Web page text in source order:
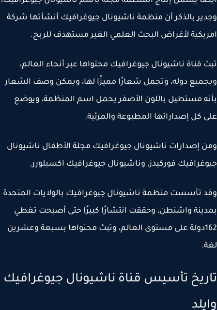
بالذكر أن منظمة ناشيونال جيوغرافيك أنشأتها شركة
لأغراض البحث العلمي الغير مستهدف للربح.
قناة ناشيونال جيوغرافيك محتواها عبر أنحاء العالم،
دوله، وتحمل شعارًا مميزًا لها، ويمكن وصف الشعار
مستطيل باللون الأصفر يحمل اسم المنظمة، ويوضع
كل إصداراتها المطبوعة والمرئية.
إصدارات ناشيونال جيوغرافيك مجلة الأطفال ناشيونال
فوركيدز، وناشيونال جيوغرافيك اكسبلورر.
تأسست منظمة ناشيونال جيوغرافيك بالولايات المتحدة
واشنطن، وحققت انتشارًا كبيرًا حتى أصبحت تغطي
162دولة على مستوى العالم، وتبث محتواها بسبعة وعشرين
تأسيس قناة ناشيونال جيوغرافيك